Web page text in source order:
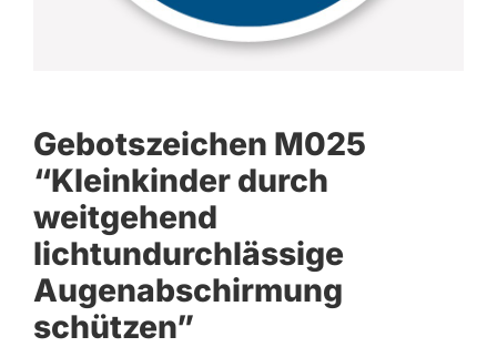
Gebotszeichen M025
“Kleinkinder durch
weitgehend
lichtundurchlässige
Augenabschirmung
schützen”